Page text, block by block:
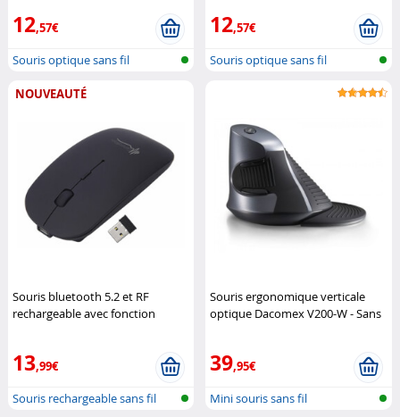
12,57€
Souris optique sans fil
12,57€
Souris optique sans fil
NOUVEAUTÉ
Souris bluetooth 5.2 et RF
rechargeable avec fonction
13,99€
Souris rechargeable sans fil
Souris ergonomique verticale
optique Dacomex V200-W - Sans
39,95€
Mini souris sans fil